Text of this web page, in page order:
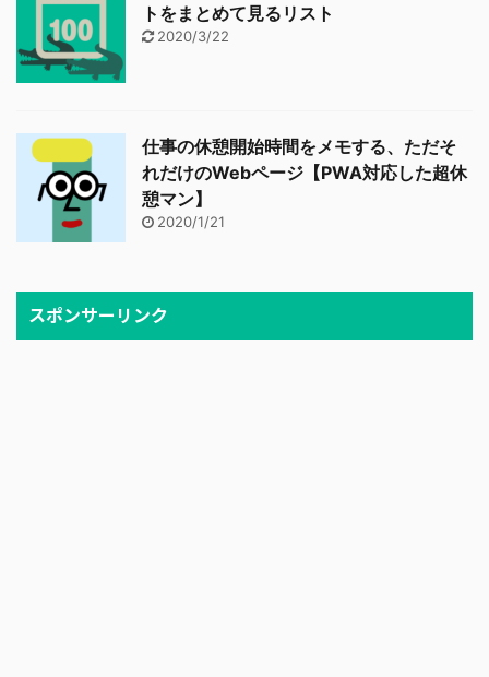
トをまとめて見るリスト
2020/3/22
仕事の休憩開始時間をメモする、ただそ
れだけのWebページ【PWA対応した超休
憩マン】
2020/1/21
スポンサーリンク